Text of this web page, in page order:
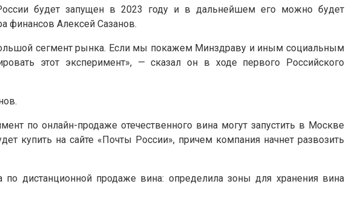
будет запущен в 2023 году и в дальнейшем его можно будет
финансов Алексей Сазанов.
сегмент рынка. Если мы покажем Минздраву и иным социальным
этот эксперимент», — сказал он в ходе первого Российского
по онлайн-продаже отечественного вина могут запустить в Москве
купить на сайте «Почты России», причем компания начнет развозить
дистанционной продаже вина: определила зоны для хранения вина